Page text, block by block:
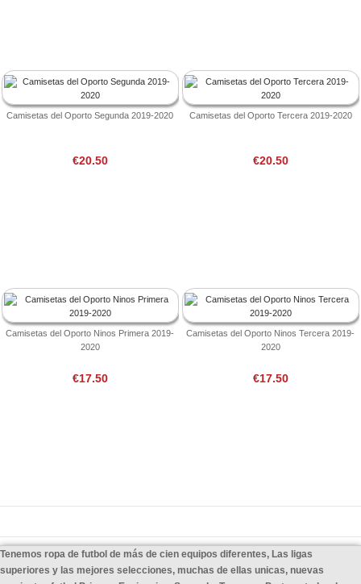
Camisetas del Oporto Segunda 2019-2020
€20.50
Camisetas del Oporto Tercera 2019-2020
€20.50
Camisetas del Oporto Ninos Primera 2019-
2020
€17.50
Camisetas del Oporto Ninos Tercera 2019-
2020
€17.50
Tenemos ropa de futbol de más de cien equipos diferentes, Las ligas
superiores y las mejores selecciones, muchas de ellas unicas, nuevas